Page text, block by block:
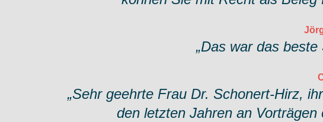
„Das war das
„Sehr geehrte Frau Dr. Schonert-Hirz,
den letzten Jahren an